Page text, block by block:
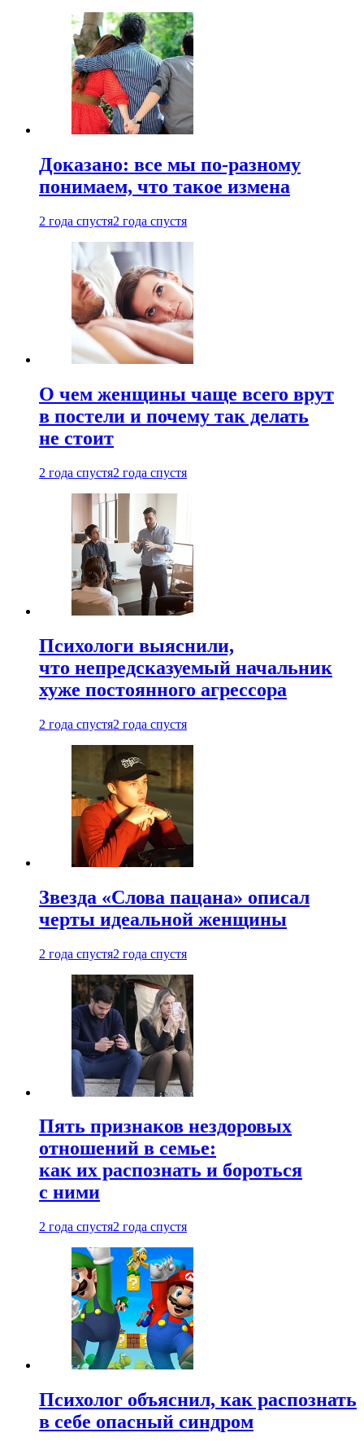
Доказано: все мы по-разному
понимаем, что такое измена
2 года спустя2 года спустя
О чем женщины чаще всего врут
в постели и почему так делать
не стоит
2 года спустя2 года спустя
Психологи выяснили,
что непредсказуемый начальник
хуже постоянного агрессора
2 года спустя2 года спустя
Звезда «Слова пацана» описал
черты идеальной женщины
2 года спустя2 года спустя
Пять признаков нездоровых
отношений в семье:
как их распознать и бороться
с ними
2 года спустя2 года спустя
Психолог объяснил, как распознать
в себе опасный синдром